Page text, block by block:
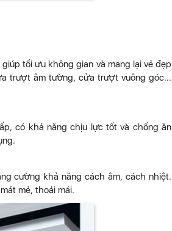
tối ưu không gian và mang lại vẻ đẹp
trượt âm tường, cửa trượt vuông góc...
có khả năng chịu lực tốt và chống ăn
cường khả năng cách âm, cách nhiệt.
mẻ, thoải mái.